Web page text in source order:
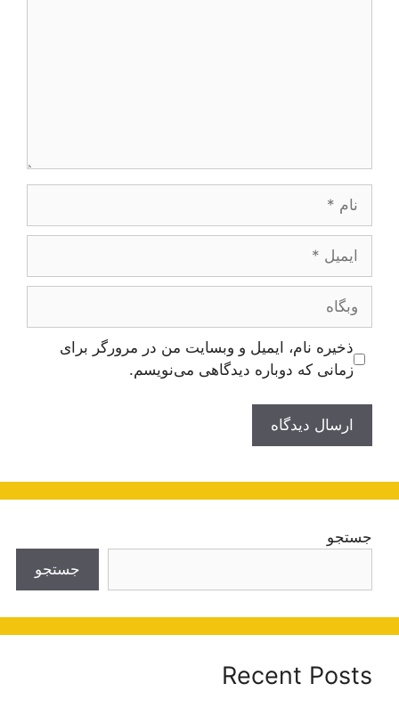
ایمیل
وبگاه
ذخیره نام، ایمیل و وبسایت من در مرورگر برای
زمانی که دوباره دیدگاهی می‌نویسم.
جستجو
جستجو
Recent Posts